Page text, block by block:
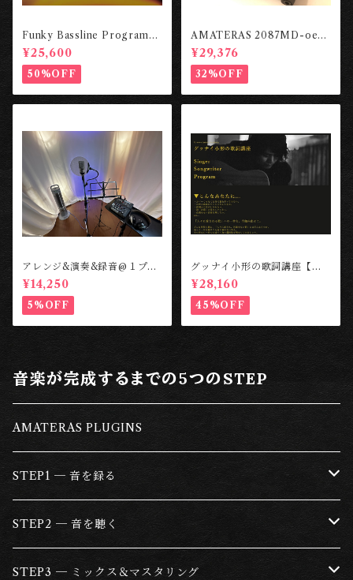
Funky Bassline Program
【ビデオ教材】 ［Cafe au La
bel STUDIO］
¥25,600
50%OFF
AMATERAS 2087MD-oep/
carnhill（FACTORY CHEC
KED） ［東京工房］
¥29,376
32%OFF
アレンジ&演奏&録音@１プレ
イヤー ［Cafe au Label STU
DIO］
¥14,250
5%OFF
グッナイ小形の歌詞講座【ビ
デオ講義】 ［Cafe au Label
STUDIO］
¥28,160
45%OFF
音楽が完成するまでの5つのSTEP
AMATERAS PLUGINS
STEP1 ─ 音を録る
マイクロフォン
マイクプリアンプ
STEP2 ─ 音を聴く
ヘッドフォン
STEP3 ─ ミックス＆マスタリング